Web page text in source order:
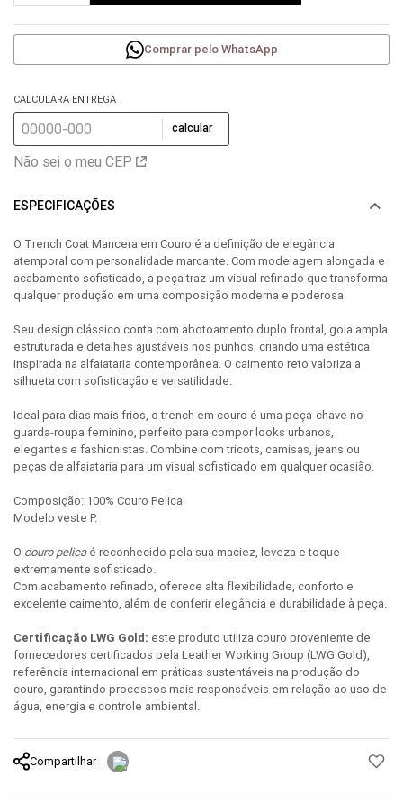
Comprar pelo WhatsApp
CALCULARA ENTREGA
calcular
Não sei o meu CEP
ESPECIFICAÇÕES
O Trench Coat Mancera em Couro é a definição de elegância
atemporal com personalidade marcante. Com modelagem alongada e
acabamento sofisticado, a peça traz um visual refinado que transforma
qualquer produção em uma composição moderna e poderosa.
Seu design clássico conta com abotoamento duplo frontal, gola ampla
estruturada e detalhes ajustáveis nos punhos, criando uma estética
inspirada na alfaiataria contemporânea. O caimento reto valoriza a
silhueta com sofisticação e versatilidade.
Ideal para dias mais frios, o trench em couro é uma peça-chave no
guarda-roupa feminino, perfeito para compor looks urbanos,
elegantes e fashionistas. Combine com tricots, camisas, jeans ou
peças de alfaiataria para um visual sofisticado em qualquer ocasião.
Composição: 100% Couro Pelica
Modelo veste P.
O couro pelicaé reconhecido pela sua maciez, leveza e toque
extremamente sofisticado.
Com acabamento refinado, oferece alta flexibilidade, conforto e
excelente caimento, além de conferir elegância e durabilidade à peça.
Certificação LWG Gold: este produto utiliza couro proveniente de
fornecedores certificados pela Leather Working Group (LWG Gold),
referência internacional em práticas sustentáveis na produção do
couro, garantindo processos mais responsáveis em relação ao uso de
água, energia e controle ambiental.
Compartilhar